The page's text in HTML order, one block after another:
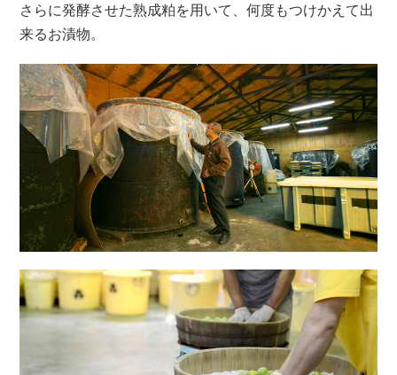
さらに発酵させた熟成粕を用いて、何度もつけかえて出
来るお漬物。